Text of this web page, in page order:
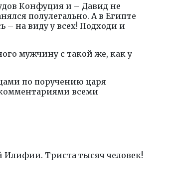
Конфуция и – Давид не
полулегально. А в Египте
– на виду у всех! Подходи и
мужчину с такой же, как у
по поручению царя
всеми
Илифии. Триста тысяч человек!